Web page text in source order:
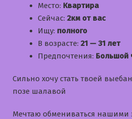
Место: Квартира
Сейчас: 2км от вас
Ищу: полного
В возрасте: 21 — 31 лет
Предпочтения: Большой
Сильно хочу стать твоей
позе шалавой
Мечтаю обмениваться нашими